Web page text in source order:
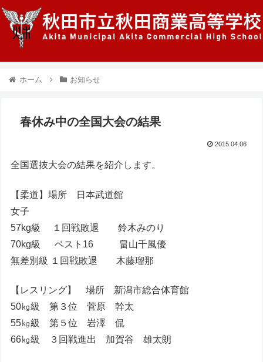
ホーム お知らせ
春休み中の全国大会の結果
2015.04.06
全国選抜大会の結果を紹介します。
【柔道】場所 日本武道館
女子
57kg級 １回戦敗退 鈴木みのり
70kg級 ベスト16 畠山千風優
無差別級 １回戦敗退 木藤瑠那
【レスリング】 場所 新潟市総合体育館
50㎏級 第３位 菅原 幹太
55㎏級 第５位 岩澤 侃
66㎏級 ３回戦進出 加賀谷 雄太朗